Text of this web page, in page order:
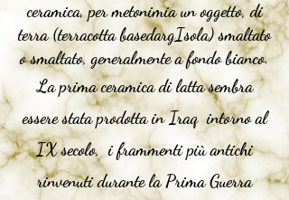
ceramica, per metonimia un oggetto, di
terra (terracottabasedargIsola) smaltato
o smaltato, generalmente a fondo bianco.
La prima ceramica di latta sembra
essere stata prodotta inIraqintorno al
IX secolo,i frammenti più antichi
rinvenuti durante la Prima Guerra